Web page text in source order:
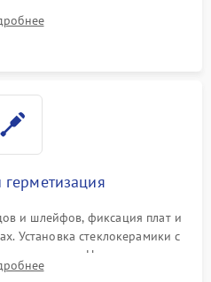
и замена поврежденной
и шлейфов, фиксация плат и
Установка стеклокерамики с
зазоров. Нанесение
или укладка уплотнительной